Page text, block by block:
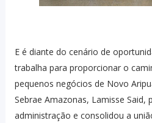
E é diante do cenário de
trabalha para proporcionar o
pequenos negócios de Novo
Sebrae Amazonas, Lamisse Said,
administração e consolidou a